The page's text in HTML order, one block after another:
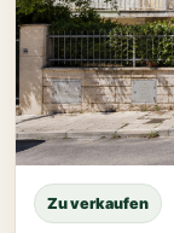
Zu verkaufen